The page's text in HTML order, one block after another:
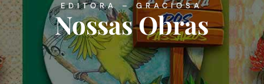
EDITORA – GRACIOSA
Nossas Obras